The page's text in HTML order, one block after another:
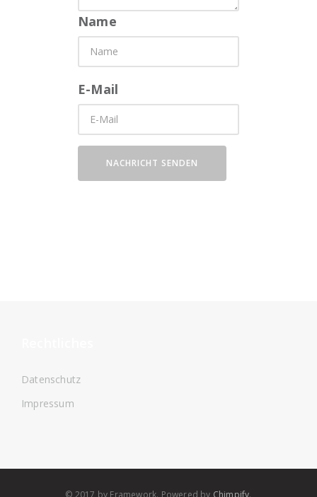
Name
E-Mail
NACHRICHT SENDEN
Datenschutz
Impressum
© 2017 by Framework. Powered by Chimpify.